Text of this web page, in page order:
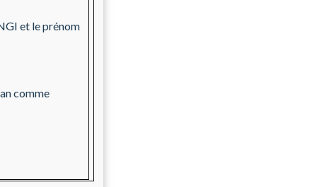
et le prénom
comme